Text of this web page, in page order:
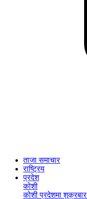
ताजा समाचार
राष्ट्रिय
प्रदेश
कोशी
कोशी प्रदेशमा शुक्रबार